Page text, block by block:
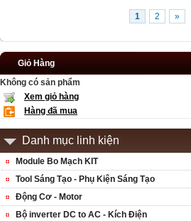
1 2 »
Giỏ Hàng
Không có sản phẩm
Xem giỏ hàng
Hàng đã mua
Danh mục linh kiện
Module Bo Mạch KIT
Tool Sáng Tạo - Phụ Kiện Sáng Tạo
Động Cơ - Motor
Bộ inverter DC to AC - Kích Điện